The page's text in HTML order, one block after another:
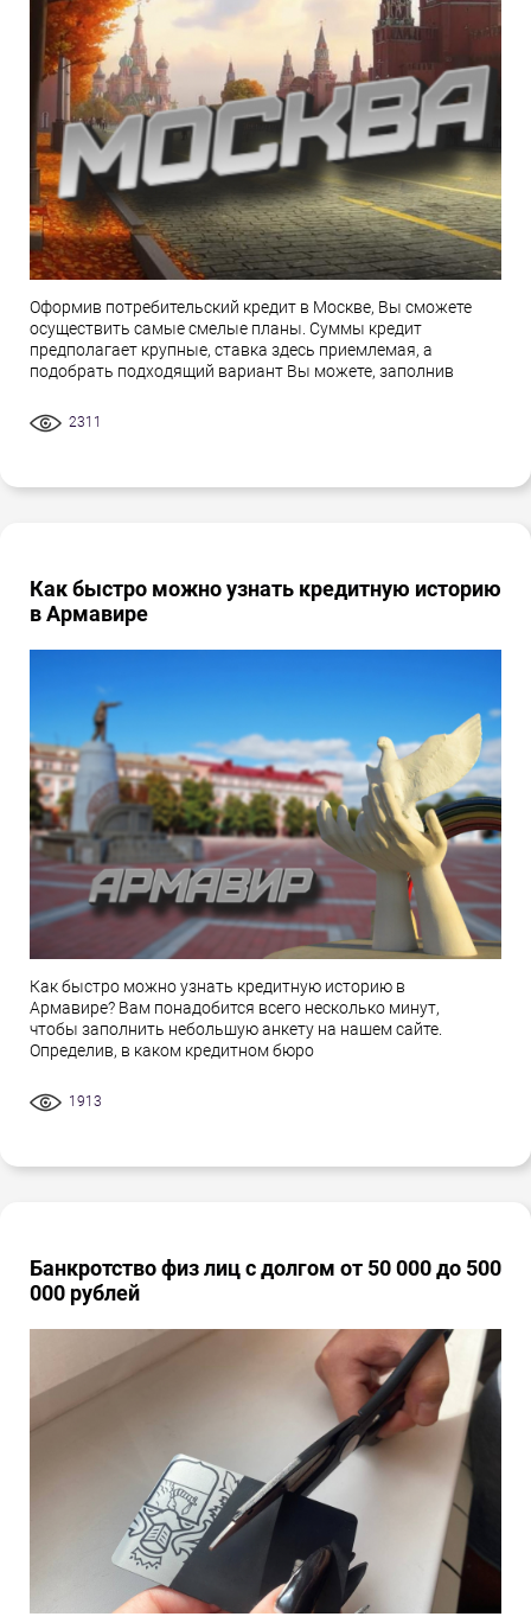
Оформив потребительский кредит в Москве, Вы сможете
осуществить самые смелые планы. Суммы кредит
предполагает крупные, ставка здесь приемлемая, а
подобрать подходящий вариант Вы можете, заполнив
2311
Как быстро можно узнать кредитную историю
в Армавире
Как быстро можно узнать кредитную историю в
Армавире? Вам понадобится всего несколько минут,
чтобы заполнить небольшую анкету на нашем сайте.
Определив, в каком кредитном бюро
1913
Банкротство физ лиц с долгом от 50 000 до 500
000 рублей